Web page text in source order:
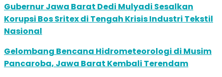
Gubernur Jawa Barat Dedi Mulyadi Sesalkan
Korupsi Bos Sritex di Tengah Krisis Industri Tekstil
Nasional
Gelombang Bencana Hidrometeorologi di Musim
Pancaroba, Jawa Barat Kembali Terendam